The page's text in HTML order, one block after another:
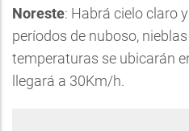
Noreste: Habrá cielo claro
períodos de nuboso,
temperaturas se ubicarán
llegará a 30Km/h.